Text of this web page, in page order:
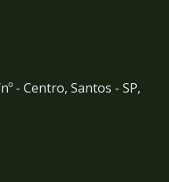
- Centro, Santos - SP,